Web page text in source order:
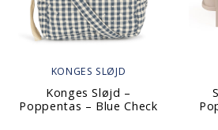
KONGES SLØJD
Konges Sløjd –
Poppentas – Blue Check